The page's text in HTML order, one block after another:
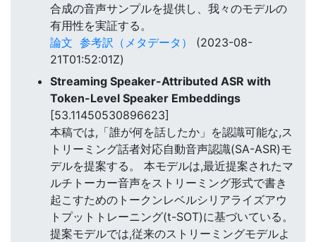
合成の音声サンプルを提供し、我々のモデルの
有用性を実証する。
論文 参考訳（メタデータ）
(2023-08-
21T01:52:01Z)
Streaming Speaker-Attributed ASR with
Token-Level Speaker Embeddings
[53.11450530896623]
本稿では,「誰が何を話したか」を認識可能な,ス
トリーミング話者対応自動音声認識(SA-ASR)モ
デルを提案する。 本モデルは,最近提案されたマ
ルチトーカー音声をストリーミング形式で書き
起こすためのトークンレベルシリアライズアウ
トプットトレーニング(t-SOT)に基づいている。
提案モデルでは,従来のストリーミングモデルよ